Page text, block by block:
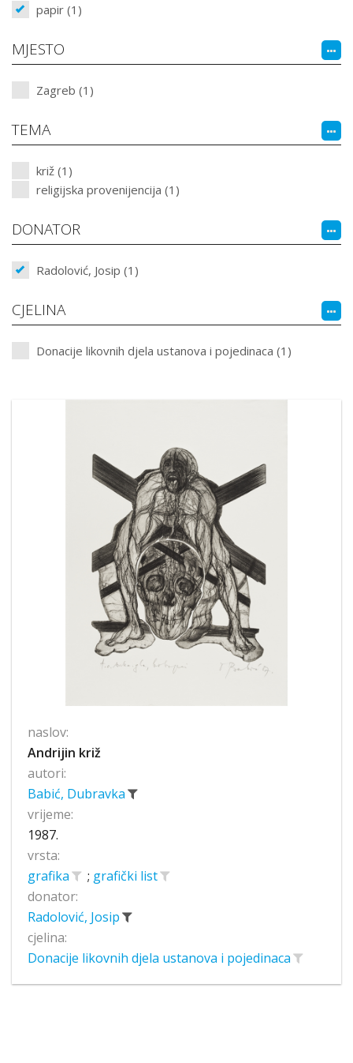
papir (1)
MJESTO
Zagreb (1)
TEMA
križ (1)
religijska provenijencija (1)
DONATOR
Radolović, Josip (1)
CJELINA
Donacije likovnih djela ustanova i pojedinaca (1)
naslov:
Andrijin križ
autori:
Babić, Dubravka
vrijeme:
1987.
vrsta:
grafika
; grafički list
donator:
Radolović, Josip
cjelina:
Donacije likovnih djela ustanova i pojedinaca